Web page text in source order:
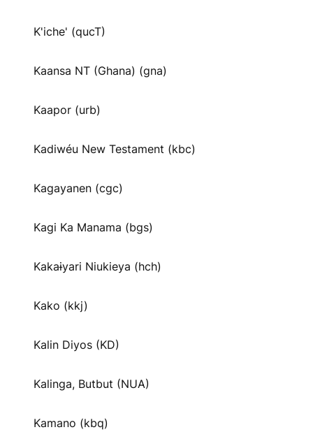
K'iche' (qucT)
Kaansa NT (Ghana) (gna)
Kaapor (urb)
Kadiwéu New Testament (kbc)
Kagayanen (cgc)
Kagi Ka Manama (bgs)
Kakaɨyari Niukieya (hch)
Kako (kkj)
Kalin Diyos (KD)
Kalinga, Butbut (NUA)
Kamano (kbq)